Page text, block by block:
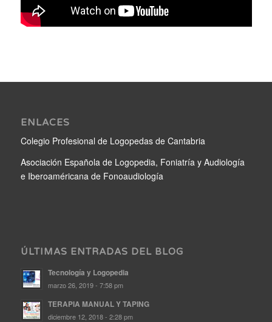
ENLACES
Colegio Profesional de Logopedas de Cantabria
Asociación Española de Logopedia, Foniatría y Audiología
e Iberoaméricana de Fonoaudiología
ÚLTIMAS ENTRADAS DEL BLOG
Tecnología y Logopedia
marzo 26, 2019 - 7:58 pm
TERAPIA MANUAL Y TAPING
diciembre 12, 2018 - 2:28 pm